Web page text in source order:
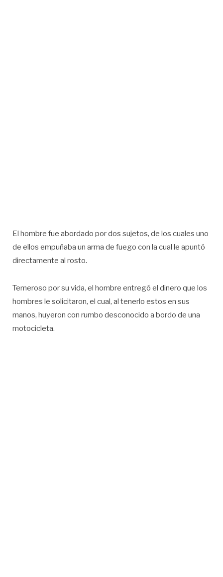
El hombre fue abordado por dos sujetos, de los cuales uno
de ellos empuñaba un arma de fuego con la cual le apuntó
directamente al rosto.
Temeroso por su vida, el hombre entregó el dinero que los
hombres le solicitaron, el cual, al tenerlo estos en sus
manos, huyeron con rumbo desconocido a bordo de una
motocicleta.